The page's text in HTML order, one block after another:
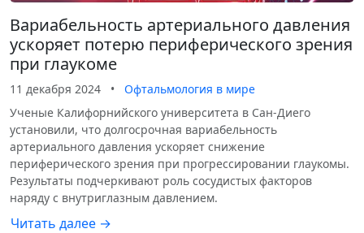
Вариабельность артериального давления
ускоряет потерю периферического зрения
при глаукоме
11 декабря 2024 •
Офтальмология в мире
Ученые Калифорнийского университета в Сан-Диего
установили, что долгосрочная вариабельность
артериального давления ускоряет снижение
периферического зрения при прогрессировании глаукомы.
Результаты подчеркивают роль сосудистых факторов
наряду с внутриглазным давлением.
Читать далее →